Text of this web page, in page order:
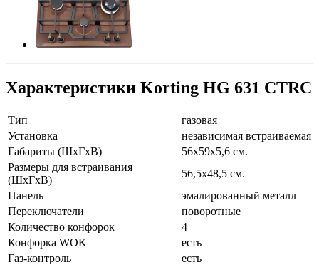
Характеристики Korting HG 631 CTRC
Тип
газовая
Установка
независимая встраиваемая
Габариты (ШхГхВ)
56х59х5,6 см.
Размеры для встраивания
(ШхГхВ)
56,5х48,5 см.
Панель
эмалированный металл
Переключатели
поворотные
Количество конфорок
4
Конфорка WOK
есть
Газ-контроль
есть